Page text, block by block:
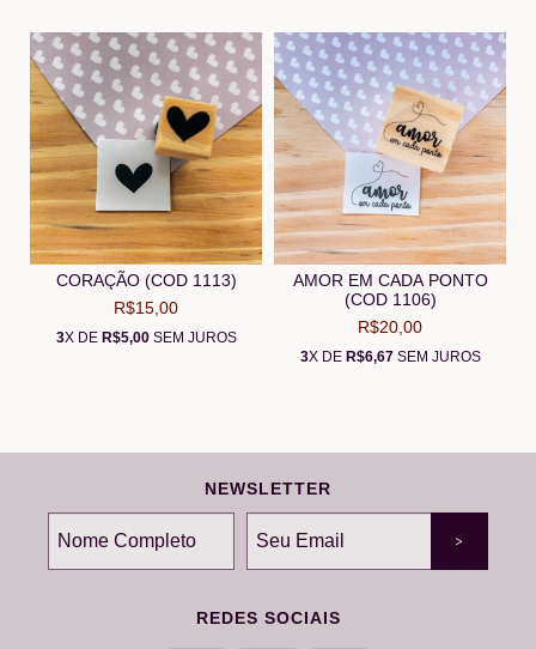
CORAÇÃO (COD 1113)
R$15,00
3X DE R$5,00SEM JUROS
AMOR EM CADA PONTO
(COD 1106)
R$20,00
3X DE R$6,67SEM JUROS
NEWSLETTER
REDES SOCIAIS